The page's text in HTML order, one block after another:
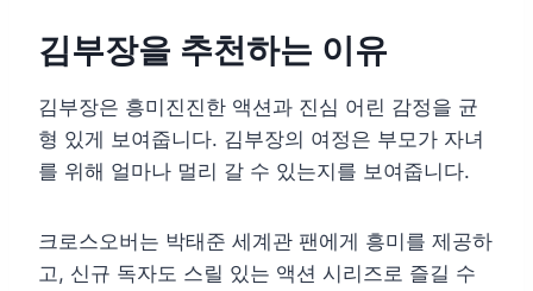
김부장을 추천하는 이유
김부장은 흥미진진한 액션과 진심 어린 감정을 균
형 있게 보여줍니다. 김부장의 여정은 부모가 자녀
를 위해 얼마나 멀리 갈 수 있는지를 보여줍니다.
크로스오버는 박태준 세계관 팬에게 흥미를 제공하
고, 신규 독자도 스릴 있는 액션 시리즈로 즐길 수